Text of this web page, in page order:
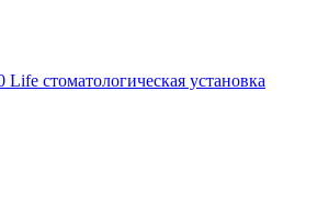
стоматологическая установка